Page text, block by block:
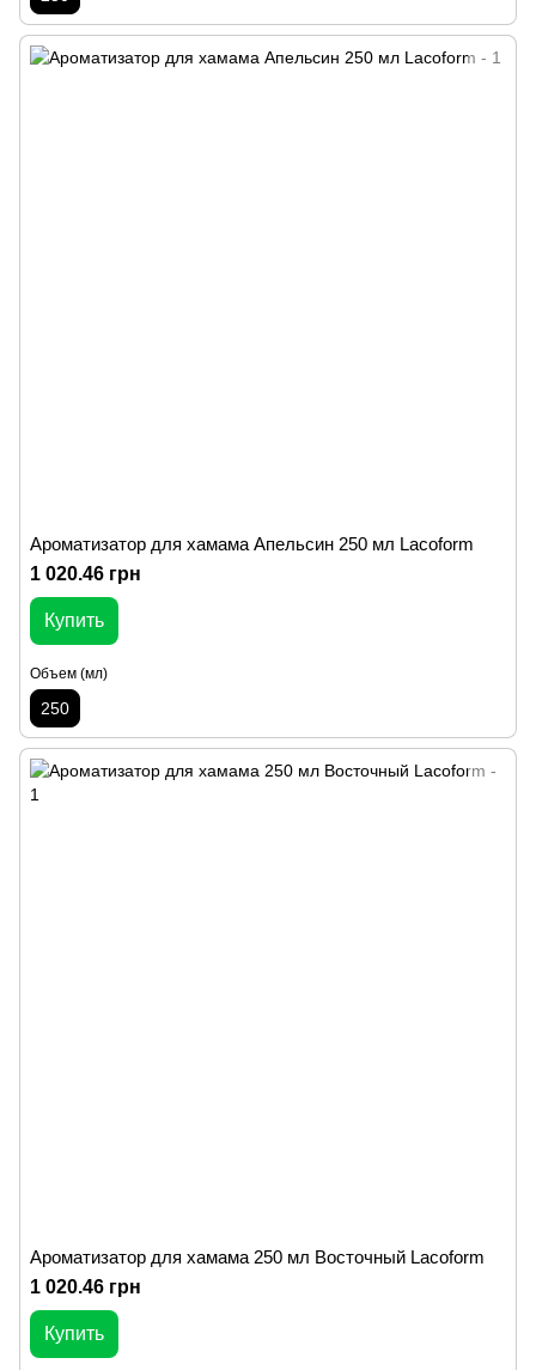
Ароматизатор для хамама Апельсин 250 мл Lacoform
1 020.46 грн
Купить
Объем (мл)
250
Ароматизатор для хамама 250 мл Восточный Lacoform
1 020.46 грн
Купить